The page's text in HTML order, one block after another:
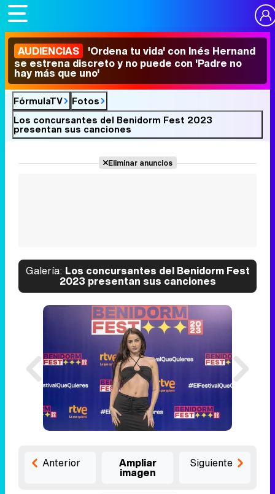
AUDIENCIAS 'Ordena tu vida' con Inés Hernand
se estrena discreto y no puede con 'Padre no
hay más que uno'
FórmulaTV
Fotos
Los concursantes del Benidorm Fest 2023
presentan sus canciones
Eliminar anuncios
Galería: Los concursantes del Benidorm Fest
2023 presentan sus canciones
Anterior Ampliar
imagen
Siguiente